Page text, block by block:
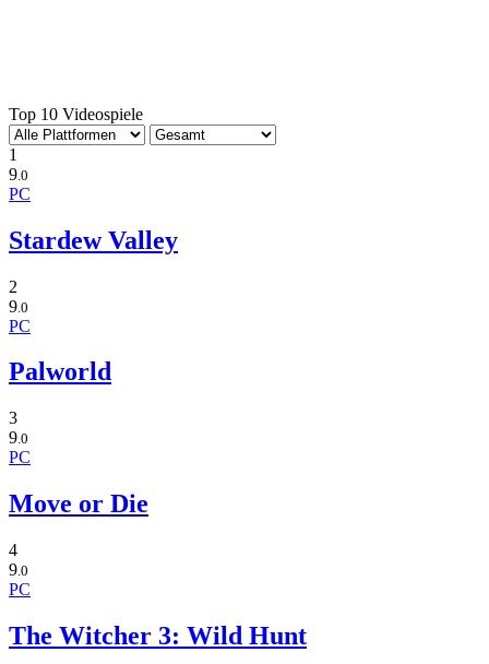
Top 10 Videospiele
1
9 .0
PC
Stardew Valley
2
9 .0
PC
Palworld
3
9.0
PC
Move or Die
4
9.0
PC
The Witcher 3: Wild Hunt